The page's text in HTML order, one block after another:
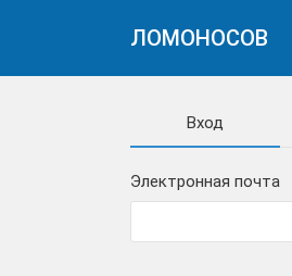
ЛОМОНОСОВ
Вход
Электронная почта